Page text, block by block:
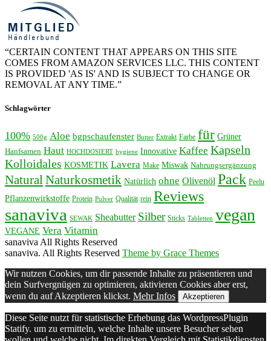
“CERTAIN CONTENT THAT APPEARS ON THIS SITE
COMES FROM AMAZON SERVICES LLC. THIS CONTENT
IS PROVIDED 'AS IS' AND IS SUBJECT TO CHANGE OR
REMOVAL AT ANY TIME.”
Schlagwörter
100% 500g Aloe bgpschaufenster Butter Extrakt Farbe für Grüner
Hanfsamen Haut HOCHDOSIERT hygiene Innovative Kaffee Kapseln
Kolloidales KOSMETIK Lavera Make Miswak Nahrungsergänzung
Natural Naturkosmetik Natürlich ohne Olivenöl Pack Peelu
Pflanzenwirkstoffe Protein Pulver Qualität rein Reviews
sanaviva SEWAK Sheabutter Silber Sticks Tabletten vegan
VEGANE Vera Vitamin
sanaviva All Rights Reserved
sanaviva. All Rights Reserved Theme by Grace Themes
Wir nutzen Cookies, um dir passende Inhalte zu präsentieren und
dein Surfvergnügen zu optimieren, aktivieren Cookies aber erst,
wenn du auf Akzeptieren klickst. Mehr Infos Akzeptieren
Diese Seite nutzt für statistische Erhebung das WordpressPlugin
Statify. um zu ermitteln, welche Inhalte unsere Besucher sehen